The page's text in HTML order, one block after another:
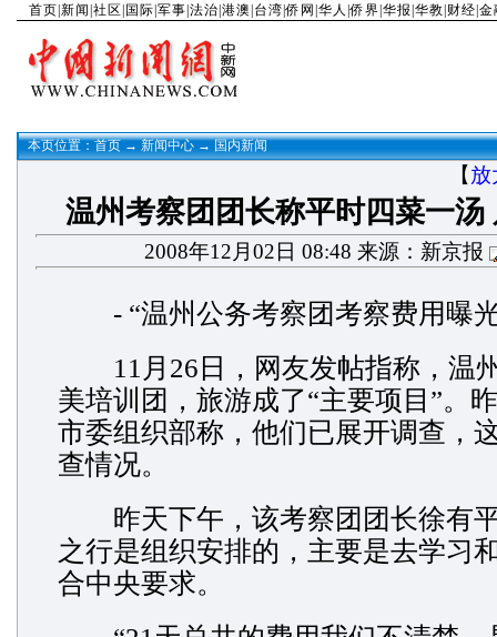
首页 新闻 社区 国际 军事 法治 港澳 台湾 |侨网 华人 |侨界 华报 华教 财经 金
本页位置： 首页 → 新闻中心 → 国内新闻
【放
温州考察团团长称平时四菜一汤
2008年12月02日 08:48 来源：新京报
- “温州公务考察团考察费用曝
11月26日，网友发帖指称，温
美培训团，旅游成了“主要项目”。
市委组织部称，他们已展开调查，
查情况。
昨天下午，该考察团团长徐有
之行是组织安排的，主要是去学习
合中央要求。